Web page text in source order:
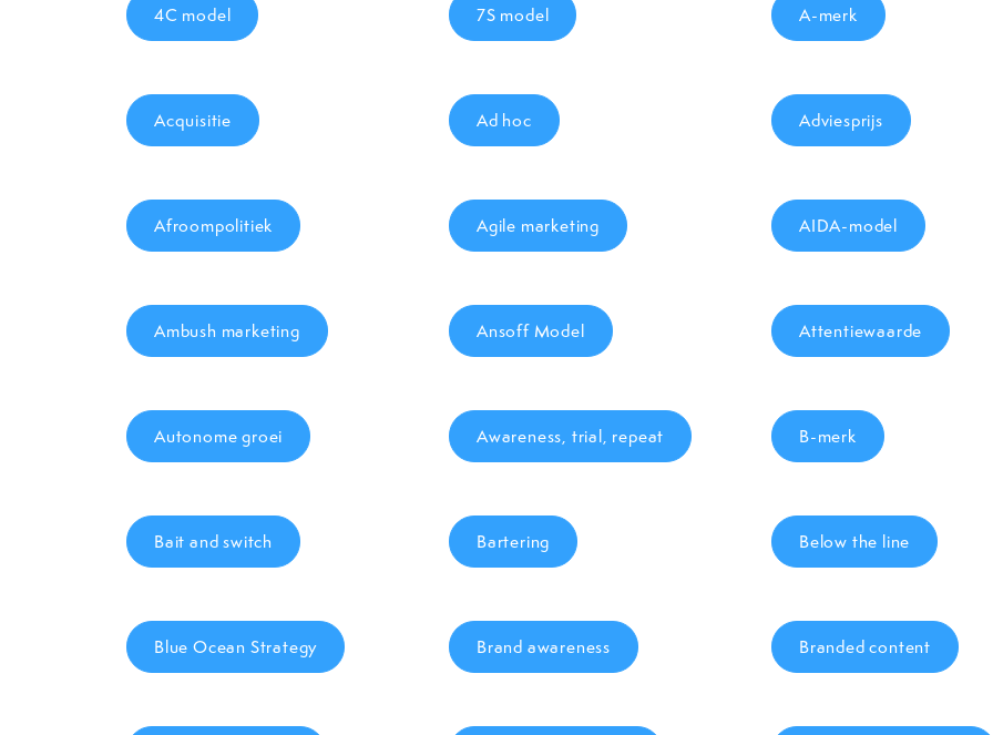
4C model 7S model A-merk
Acquisitie Ad hoc Adviesprijs
Afroompolitiek Agile marketing AIDA-model
Ambush marketing Ansoff Model Attentiewaarde
Autonome groei Awareness, trial, repeat B-merk
Bait and switch Bartering Below the line
Blue Ocean Strategy Brand awareness Branded content